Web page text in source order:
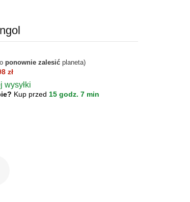
ponownie zalesić planeta)
zł
wysyłki
Kup przed 15 godz. 7 min